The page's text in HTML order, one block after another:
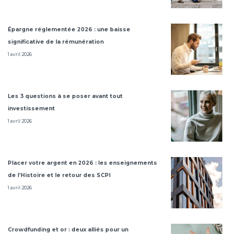
Épargne réglementée 2026 : une baisse
significative de la rémunération
1 avril 2026
Les 3 questions à se poser avant tout
investissement
1 avril 2026
Placer votre argent en 2026 : les enseignements
de l’Histoire et le retour des SCPI
1 avril 2026
Crowdfunding et or : deux alliés pour un